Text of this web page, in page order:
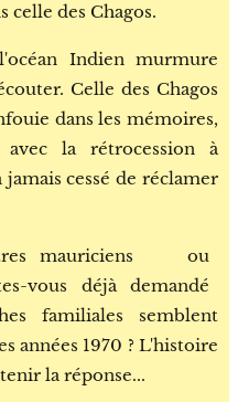
des Chagos.🇲🇺
Indien murmure
Celle des Chagos
dans les mémoires,
la rétrocession à
cessé de réclamer
mauriciens 🇲🇺 ou
vous déjà demandé
familiales semblent
années 1970 ? L'histoire
la réponse...